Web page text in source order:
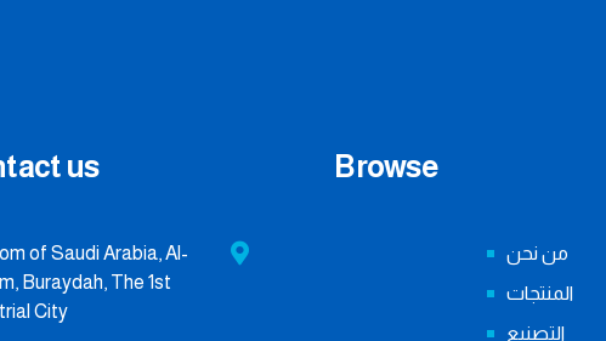
Browse
من نحن
المنتجات
التصنيع
us
of Saudi Arabia, Al-
Buraydah, The 1st
City.